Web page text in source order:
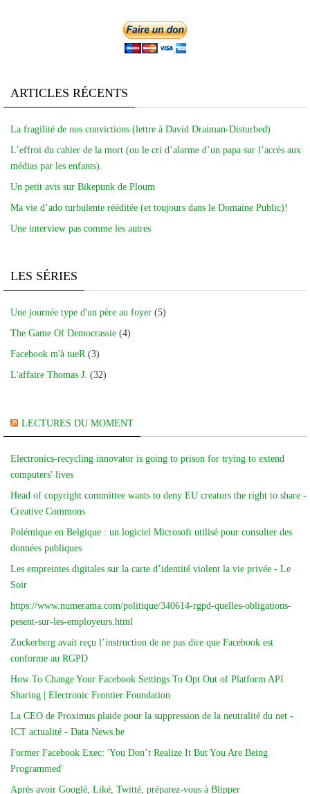
ARTICLES RÉCENTS
La fragilité de nos convictions (lettre à David Draiman-Disturbed)
L’effroi du cahier de la mort (ou le cri d’alarme d’un papa sur l’accès aux
médias par les enfants).
Un petit avis sur Bikepunk de Ploum
Ma vie d’ado turbulente rééditée (et toujours dans le Domaine Public)!
Une interview pas comme les autres
LES SÉRIES
Une journée type d'un père au foyer (5)
The Game Of Democrassie (4)
Facebook m'à tueR(3)
L'affaire Thomas J. (32)
LECTURES DU MOMENT
Electronics-recycling innovator is going to prison for trying to extend
computers' lives
Head of copyright committee wants to deny EU creators the right to share -
Creative Commons
Polémique en Belgique : un logiciel Microsoft utilisé pour consulter des
données publiques
Les empreintes digitales sur la carte d’identité violent la vie privée - Le
Soir
https://www.numerama.com/politique/340614-rgpd-quelles-obligations-
pesent-sur-les-employeurs.html
Zuckerberg avait reçu l’instruction de ne pas dire que Facebook est
conforme au RGPD
How To Change Your Facebook Settings To Opt Out of Platform API
Sharing | Electronic Frontier Foundation
La CEO de Proximus plaide pour la suppression de la neutralité du net -
ICT actualité - Data News.be
Former Facebook Exec: 'You Don’t Realize It But You Are Being
Programmed'
Après avoir Googlé, Liké, Twitté, préparez-vous à Blipper